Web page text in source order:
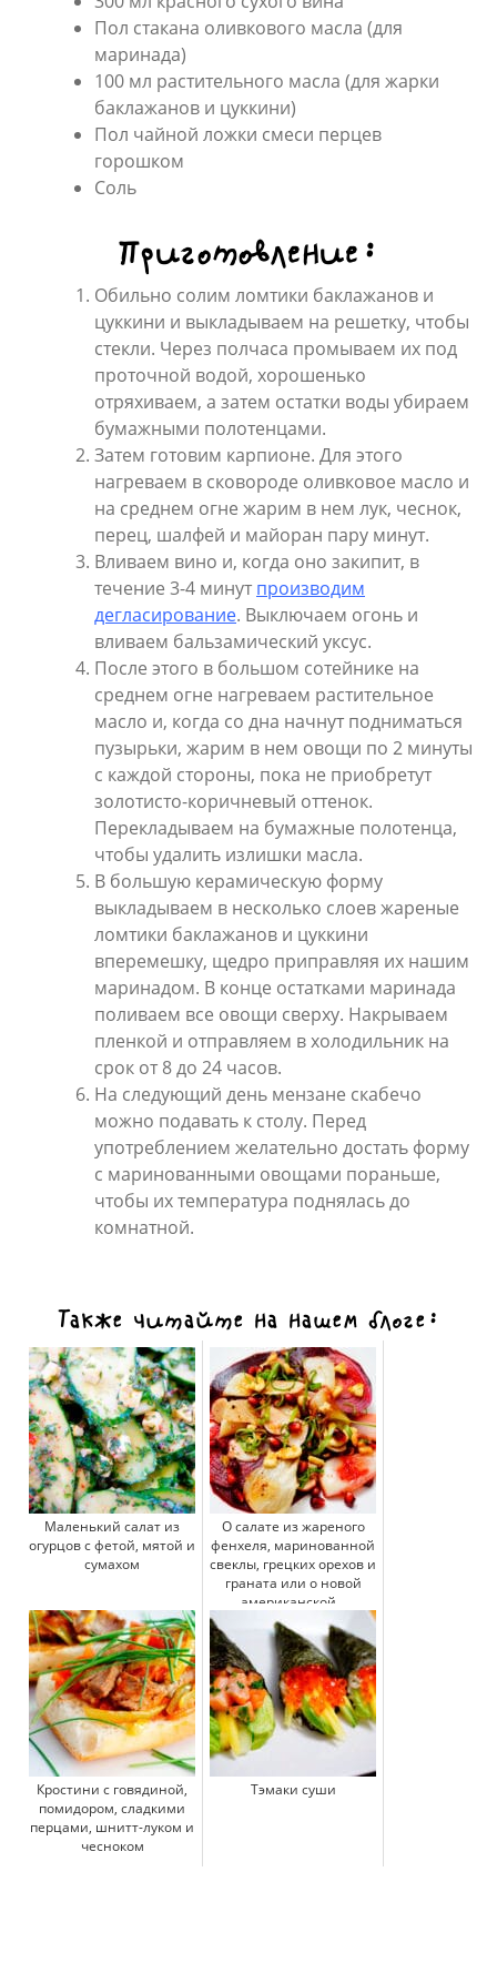
Пол стакана оливкового масла (для
маринада)
100 мл растительного масла (для жарки
баклажанов и цуккини)
Пол чайной ложки смеси перцев
горошком
Соль
Приготовление:
Обильно солим ломтики баклажанов и
цуккини и выкладываем на решетку, чтобы
стекли. Через полчаса промываем их под
проточной водой, хорошенько
отряхиваем, а затем остатки воды убираем
бумажными полотенцами.
Затем готовим карпионе. Для этого
нагреваем в сковороде оливковое масло и
на среднем огне жарим в нем лук, чеснок,
перец, шалфей и майоран пару минут.
Вливаем вино и, когда оно закипит, в
течение 3-4 минут производим
дегласирование. Выключаем огонь и
вливаем бальзамический уксус.
После этого в большом сотейнике на
среднем огне нагреваем растительное
масло и, когда со дна начнут подниматься
пузырьки, жарим в нем овощи по 2 минуты
с каждой стороны, пока не приобретут
золотисто-коричневый оттенок.
Перекладываем на бумажные полотенца,
чтобы удалить излишки масла.
В большую керамическую форму
выкладываем в несколько слоев жареные
ломтики баклажанов и цуккини
вперемешку, щедро приправляя их нашим
маринадом. В конце остатками маринада
поливаем все овощи сверху. Накрываем
пленкой и отправляем в холодильник на
срок от 8 до 24 часов.
На следующий день мензане скабечо
можно подавать к столу. Перед
употреблением желательно достать форму
с маринованными овощами пораньше,
чтобы их температура поднялась до
комнатной.
Также читайте на нашем блоге:
Маленький салат из
огурцов с фетой, мятой и
сумахом
О салате из жареного
фенхеля, маринованной
свеклы, грецких орехов и
граната или о новой
американской...
Кростини с говядиной,
помидором, сладкими
перцами, шнитт-луком и
чесноком
Тэмаки суши